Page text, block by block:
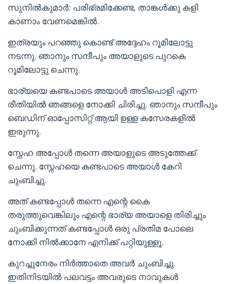
സുനിൽകുമാർ: പരിഭ്രമിക്കേണ്ട, താങ്കൾക്കു കളി
കാണാം വേണമെങ്കിൽ.
ഇത്രയും പറഞ്ഞു കൊണ്ട് അദ്ദേഹം റൂമിലോട്ടു
നടന്നു. ഞാനും സന്ദീപും അയാളുടെ പുറകെ
റൂമിലോട്ടു ചെന്നു.
ഭാര്യയെ കണ്ടപാടെ അയാൾ അടിപൊളി എന്ന
രീതിയിൽ ഞങ്ങളെ നോക്കി ചിരിച്ചു. ഞാനും സന്ദീപും
ബെഡിന് ഓപ്പോസിറ്റ് ആയി ഉള്ള കസേരകളിൽ
ഇരുന്നു.
സ്നേഹ അപ്പോൾ തന്നെ അയാളുടെ അടുത്തേക്ക്
ചെന്നു. സ്നേഹയെ കണ്ടപാടെ അയാൾ കേറി
ചുംബിച്ചു.
അത് കണ്ടപ്പോൾ തന്നെ എന്റെ കൈ
തരുത്തുവെങ്കിലും എന്റെ ഭാര്യ അയാളെ തിരിച്ചും
ചുംബിക്കുന്നത് കണ്ടപ്പോൾ ഒരു പ്രതിമ പോലെ
നോക്കി നിൽക്കാനേ എനിക്ക് പറ്റിയുള്ളൂ.
കുറച്ചുനേരം നിർത്താതെ അവർ ചുംബിച്ചു.
ഇതിനിടയിൽ പലവട്ടം അവരുടെ നാവുകൾ